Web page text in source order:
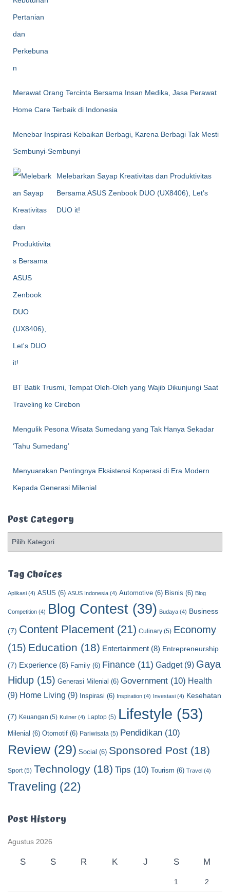
Merawat Orang Tercinta Bersama Insan Medika, Jasa Perawat
Home Care Terbaik di Indonesia
Menebar Inspirasi Kebaikan Berbagi, Karena Berbagi Tak Mesti
Sembunyi-Sembunyi
Melebarkan Sayap Kreativitas dan Produktivitas
Bersama ASUS Zenbook DUO (UX8406), Let’s
DUO it!
BT Batik Trusmi, Tempat Oleh-Oleh yang Wajib Dikunjungi Saat
Traveling ke Cirebon
Mengulik Pesona Wisata Sumedang yang Tak Hanya Sekadar
‘Tahu Sumedang’
Menyuarakan Pentingnya Eksistensi Koperasi di Era Modern
Kepada Generasi Milenial
Post Category
t
a
e
g
r
y
Tag Choices
Aplikasi (4) ASUS (6) ASUS Indonesia (4) Automotive (6) Bisnis (6) Blog
Competition (4) Blog Contest (39) Budaya (4) Business
(7) Content Placement (21) Culinary (5) Economy
(15) Education (18) Entertainment (8) Entrepreneurship
(7) Experience (8) Family (6) Finance (11) Gadget(9) Gaya
Hidup (15) Generasi Milenial (6) Government (10) Health
(9) Home Living (9) Inspirasi (6) Inspiration (4) Investasi (4) Kesehatan
(7) Keuangan (5) Kuliner (4) Laptop (5) Lifestyle (53)
Milenial (6) Otomotif (6) Pariwisata (5) Pendidikan (10)
Review (29) Social (6) Sponsored Post (18)
Sport(5) Technology (18) Tips (10) Tourism (6) Travel (4)
Traveling (22)
Post History
Agustus 2026
S S R K J S M
1 2